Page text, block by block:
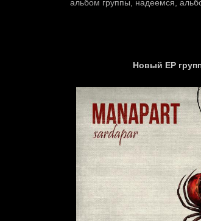
альбом группы, надеемся,
Новый EP